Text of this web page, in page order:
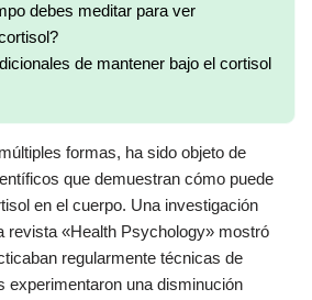
debes meditar para ver
de mantener bajo el cortisol
formas, ha sido objeto de
que demuestran cómo puede
en el cuerpo. Una investigación
revista «Health Psychology» mostró
regularmente técnicas de
experimentaron una disminución